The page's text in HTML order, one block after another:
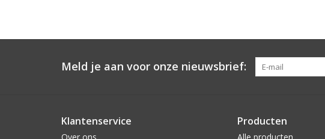
Meld je aan voor onze nieuwsbrief:
Klantenservice Producten